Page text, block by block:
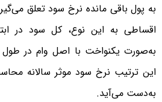
به پول باقی مانده نرخ سود تعلق
اقساطی به این نوع، کل سود در
به‌صورت یکنواخت با اصل وام در
به‌دست می‌آید.